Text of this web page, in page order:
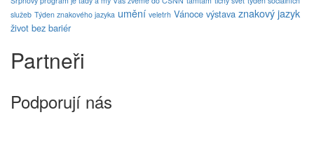
služeb Týden znakového jazyka umění veletrh Vánoce výstava znakový jazyk
život bez bariér
Partneři
Podporují nás